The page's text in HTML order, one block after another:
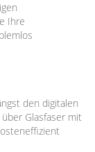
Ihre
den digitalen
Glasfaser mit